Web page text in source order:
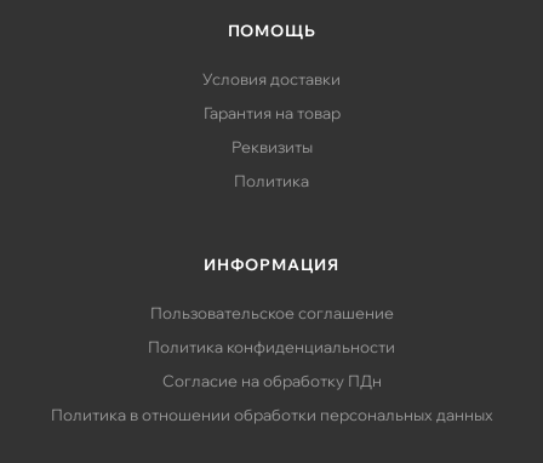
ПОМОЩЬ
Условия доставки
Гарантия на товар
Реквизиты
Политика
ИНФОРМАЦИЯ
Пользовательское соглашение
Политика конфиденциальности
Согласие на обработку ПДн
Политика в отношении обработки персональных данных